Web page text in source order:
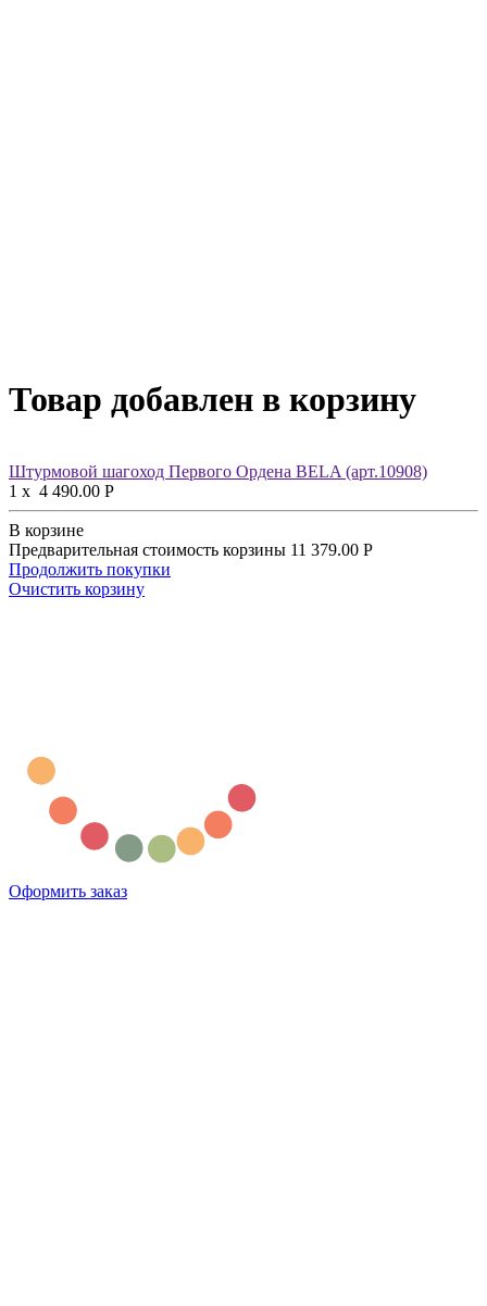
Товар добавлен в корзину
Штурмовой шагоход Первого Ордена BELA (арт.10908)
1 x 4 490.00 Р
В корзине
Предварительная стоимость корзины 11 379.00 Р
Продолжить покупки
Очистить корзину
Оформить заказ